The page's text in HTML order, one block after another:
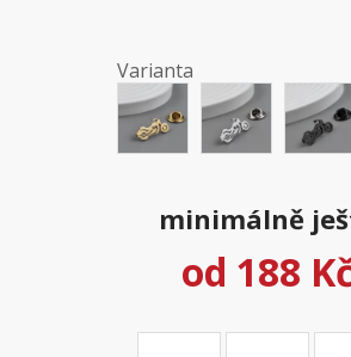
Varianta
minimálně
od 188
Množství